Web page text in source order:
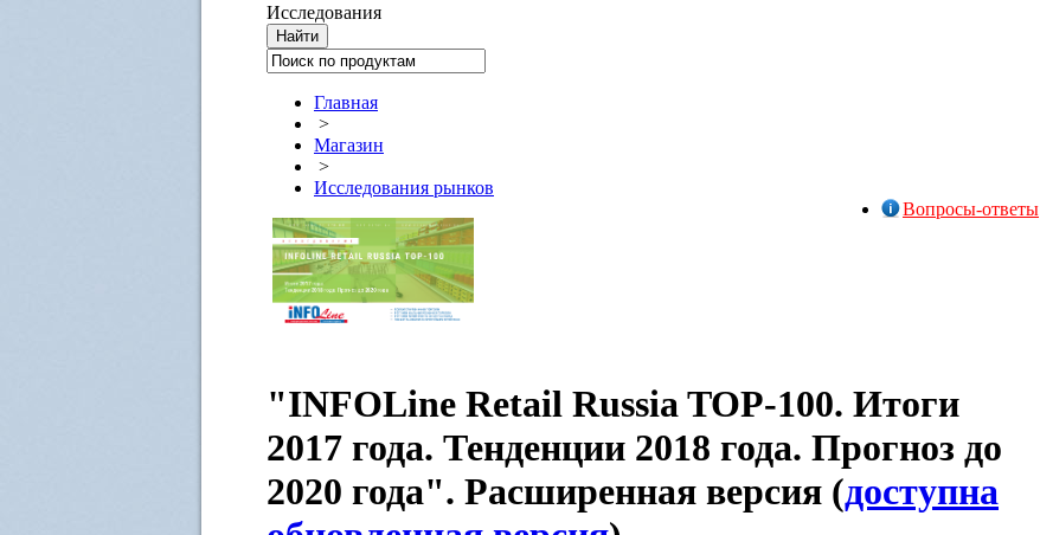
Исследования
Главная
>
Магазин
>
Исследования рынков
Вопросы-ответы
"INFOLine Retail Russia TOP-100. Итоги
2017 года. Тенденции 2018 года. Прогноз до
2020 года". Расширенная версия (доступна